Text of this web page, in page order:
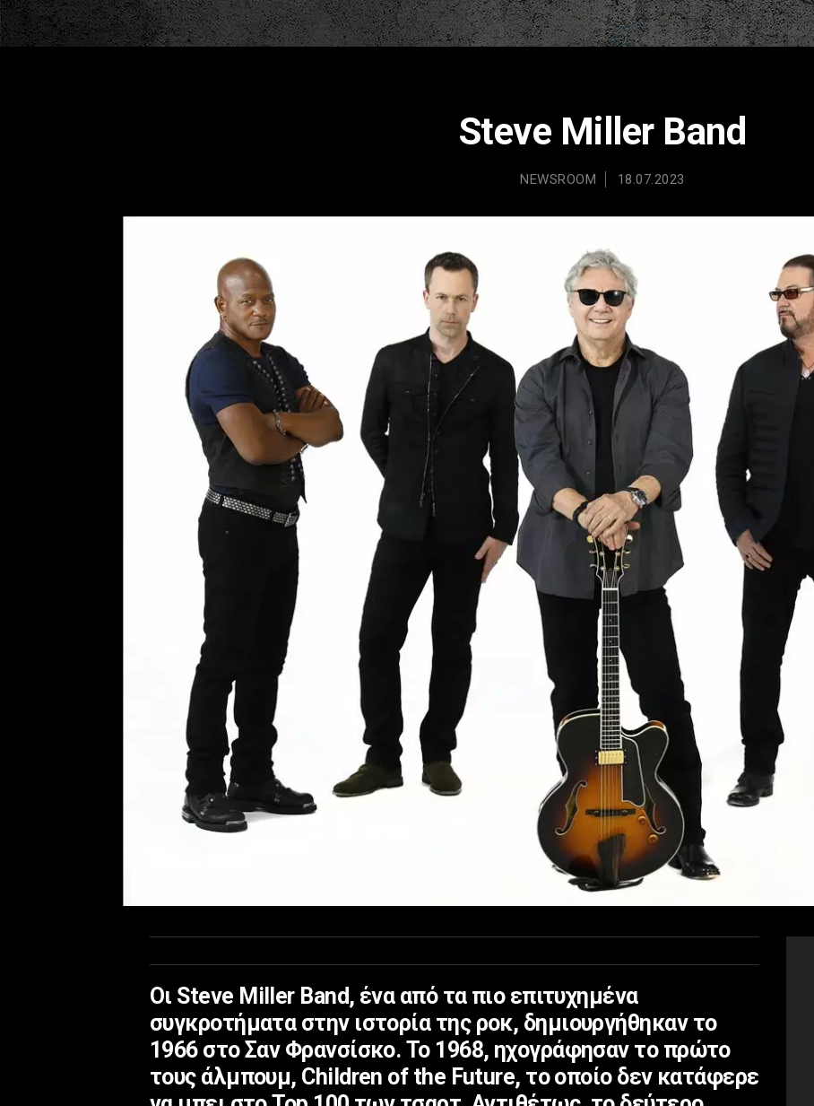
Steve Miller Band
NEWSROOM 18.07.2023
Οι Steve Miller Band, ένα από τα πιο επιτυχημένα
συγκροτήματα στην ιστορία της ροκ, δημιουργήθηκαν το
1966 στο Σαν Φρανσίσκο. Το 1968, ηχογράφησαν το πρώτο
τους άλμπουμ, Children of the Future, το οποίο δεν κατάφερε